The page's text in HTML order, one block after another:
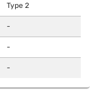
Type 2
-
-
-